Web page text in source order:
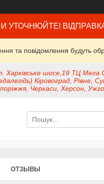
УТОЧНЮЙТЕ!
та повідомлення будуть
Харківське шосе,19 ТЦ
Кіровоград, Рівне,
Черкаси, Херсон,
ОТЗЫВЫ